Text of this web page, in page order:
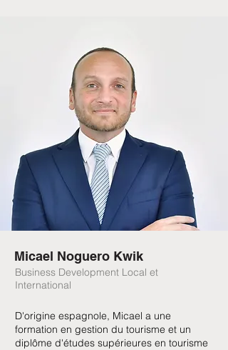
Micael Noguero Kwik
Business Development Local et
International
D'origine espagnole, Micael a une
formation en gestion du tourisme et un
diplôme d'études supérieures en tourisme